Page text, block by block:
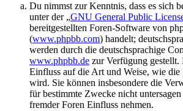
Du nimmst zur Kenntnis, dass es sich
unter der „GNU General Public
bereitgestellten Foren-Software von
(www.phpbb.com) handelt;
werden durch die deutschsprachige
www.phpbb.de zur Verfügung gestellt.
Einfluss auf die Art und Weise, wie
wird. Sie können insbesondere die
für bestimmte Zwecke nicht
fremder Foren Einfluss nehmen.